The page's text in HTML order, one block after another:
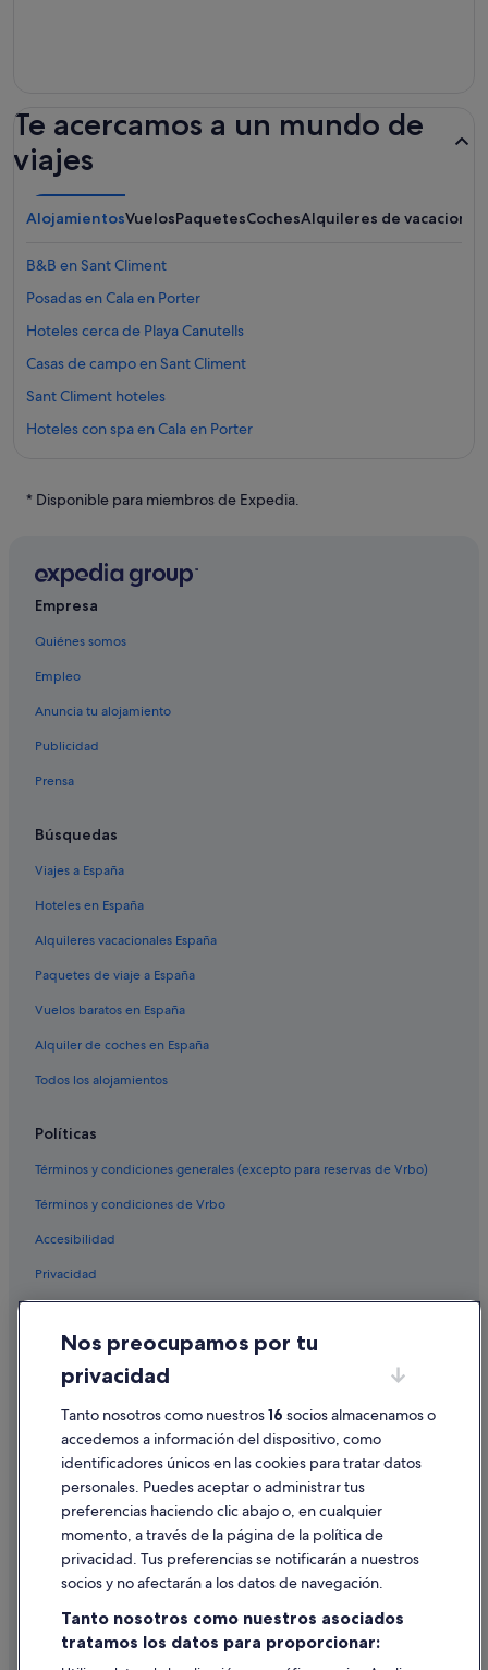
Te acercamos a un mundo de
viajes
AlojamientosVuelosPaquetesCochesAlquileres de vacaciones
B&B en Sant Climent
Posadas en Cala en Porter
Hoteles cerca de Playa Canutells
Casas de campo en Sant Climent
Sant Climent hoteles
Hoteles con spa en Cala en Porter
Complejos turísticos en Es Canutells
Apartoteles en Es Canutells
Apartoteles en Sant Climent
Villas en Es Canutells
Hoteles baratos en Es Canutells
Hoteles cerca de Menorca
Complejos de pisos en Es Canutells
Hoteles con restaurante en Sant Climent
Alojamientos agroturísticos en Sant Climent
Hoteles de 5 estrellas en Sant Climent
Hoteles con spa en Sant Climent
Hoteles con bar en Cala en Porter
Hoteles en la playa en Es Canutells
* Disponible para miembros de Expedia.
Empresa
Quiénes somos
Empleo
Anuncia tu alojamiento
Publicidad
Prensa
Búsquedas
Viajes a España
Hoteles en España
Alquileres vacacionales España
Paquetes de viaje a España
Vuelos baratos en España
Alquiler de coches en España
Todos los alojamientos
Políticas
Términos y condiciones generales (excepto para reservas de Vrbo)
Términos y condiciones de Vrbo
Accesibilidad
Privacidad
Condiciones de uso
Información legal/contacto
Pautas sobre el contenido y cómo denunciar contenido
Ayuda
Cancelar un vuelo
Cancelar una reserva de hotel o de un alquiler vacacional
Utilizar un cupón de Expedia
Nos preocupamos por tu
privacidad
Tanto nosotros como nuestros16 socios almacenamos o
accedemos a información del dispositivo, como
identificadores únicos en las cookies para tratar datos
personales. Puedes aceptar o administrar tus
preferencias haciendo clic abajo o, en cualquier
momento, a través de la página de la política de
privacidad. Tus preferencias se notificarán a nuestros
socios y no afectarán a los datos de navegación.
Tanto nosotros como nuestros asociados
tratamos los datos para proporcionar: